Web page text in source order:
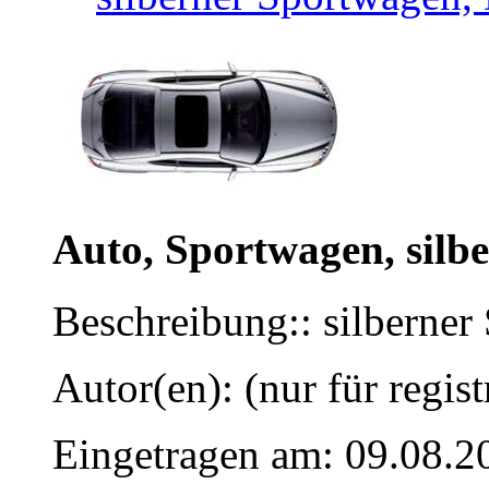
Auto, Sportwagen,
Beschreibung::
Autor(en): (nur für
Eingetragen am: